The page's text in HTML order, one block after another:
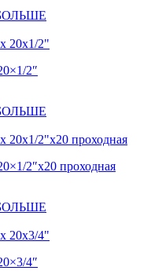
2″
2″x20 проходная
4″